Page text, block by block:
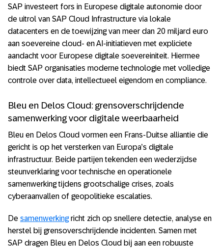
SAP investeert fors in Europese digitale autonomie door
de uitrol van SAP Cloud Infrastructure via lokale
datacenters en de toewijzing van meer dan 20 miljard euro
aan soevereine cloud- en AI-initiatieven met expliciete
aandacht voor Europese digitale soevereiniteit. Hiermee
biedt SAP organisaties moderne technologie met volledige
controle over data, intellectueel eigendom en compliance.
Bleu en Delos Cloud: grensoverschrijdende
samenwerking voor digitale weerbaarheid
Bleu en Delos Cloud vormen een Frans-Duitse alliantie die
gericht is op het versterken van Europa’s digitale
infrastructuur. Beide partijen tekenden een wederzijdse
steunverklaring voor technische en operationele
samenwerking tijdens grootschalige crises, zoals
cyberaanvallen of geopolitieke escalaties.
De samenwerkingricht zich op snellere detectie, analyse en
herstel bij grensoverschrijdende incidenten. Samen met
SAP dragen Bleu en Delos Cloud bij aan een robuuste